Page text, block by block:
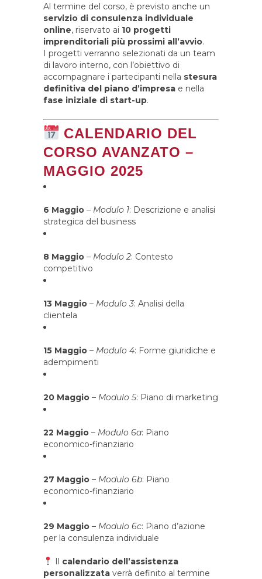
Al termine del corso, è previsto anche un
servizio di consulenza individuale
online, riservato ai 10 progetti
imprenditoriali più prossimi all’avvio.
I progetti verranno selezionati da un team
di lavoro interno, con l’obiettivo di
accompagnare i partecipanti nella stesura
definitiva del piano d’impresa e nella
fase iniziale di start-up.
CALENDARIO DEL
CORSO AVANZATO –
MAGGIO 2025
6 Maggio – Modulo 1: Descrizione e analisi
strategica del business
8 Maggio – Modulo 2: Contesto
competitivo
13 Maggio – Modulo 3: Analisi della
clientela
15 Maggio – Modulo 4: Forme giuridiche e
adempimenti
20 Maggio – Modulo 5: Piano di marketing
22 Maggio – Modulo 6a: Piano
economico-finanziario
27 Maggio – Modulo 6b: Piano
economico-finanziario
29 Maggio – Modulo 6c: Piano d’azione
per la consulenza individuale
Il calendario dell’assistenza
personalizzata verrà definito al termine